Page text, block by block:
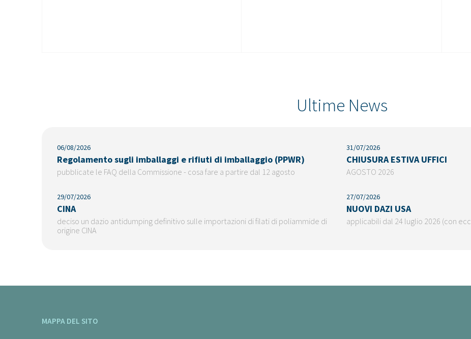
Ultime News
06/08/2026
Regolamento sugli imballaggi e rifiuti di imballaggio (PPWR)
pubblicate le FAQ della Commissione - cosa fare a partire dal 12 agosto
31/07/2026
CHIUSURA ESTIVA UFFICI
AGOSTO 2026
29/07/2026
CINA
deciso un dazio antidumping definitivo sulle importazioni di filati di poliammide di
origine CINA
27/07/2026
NUOVI DAZI USA
applicabili dal 24 luglio 2026 (con
MAPPA DEL SITO